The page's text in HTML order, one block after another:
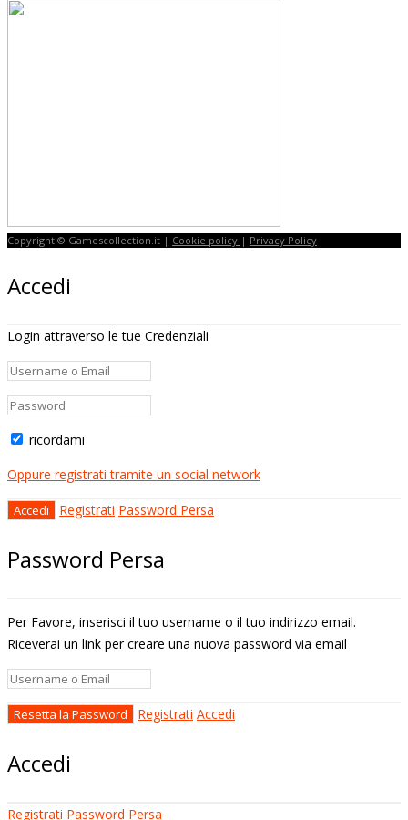
Copyright © Gamescollection.it | Cookie policy | Privacy Policy
Accedi
Login attraverso le tue Credenziali
ricordami
Oppure registrati tramite un social network
Registrati Password Persa
Password Persa
Per Favore, inserisci il tuo username o il tuo indirizzo email.
Riceverai un link per creare una nuova password via email
Registrati Accedi
Accedi
Registrati Password Persa